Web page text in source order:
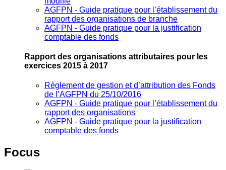
AGFPN ‐ Guide pratique pour l’établissement du
rapport des organisations de branche
AGFPN ‐ Guide pratique pour la justification
comptable des fonds
Rapport des organisations attributaires pour les
exercices 2015 à 2017
Règlement de gestion et d’attribution des Fonds
de l’AGFPN du 25/10/2016
AGFPN ‐ Guide pratique pour l’établissement du
rapport des organisations
AGFPN ‐ Guide pratique pour la justification
comptable des fonds
Focus